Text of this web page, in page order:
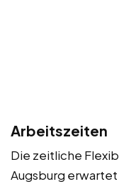
Arbeitszeiten
Die zeitliche
Augsburg erwartet